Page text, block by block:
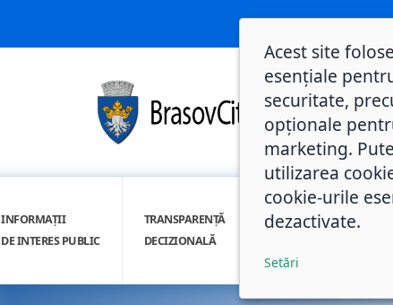
INFORMAȚII
DE INTERES PUBLIC
TRANSPARENȚĂ
DECIZIONALĂ
INTEGRITATE
Acest site
esențiale
securitate,
opționale
marketing.
utilizarea
cookie-urile
dezactivate.
Setări